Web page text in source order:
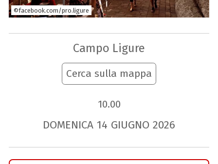
©facebook.com/pro.ligure
Campo Ligure
Cerca sulla mappa
10.00
DOMENICA 14 GIUGNO 2026